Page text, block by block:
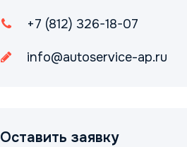
+7 (812) 326-18-07
info@autoservice-ap.ru
Оставить заявку